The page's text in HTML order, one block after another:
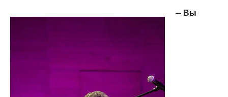
— Вы